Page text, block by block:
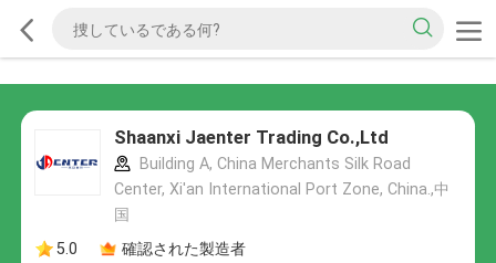
Shaanxi Jaenter Trading Co.,Ltd
Building A, China Merchants Silk Road
Center, Xi'an International Port Zone, China.,中
国
5.0
確認された製造者